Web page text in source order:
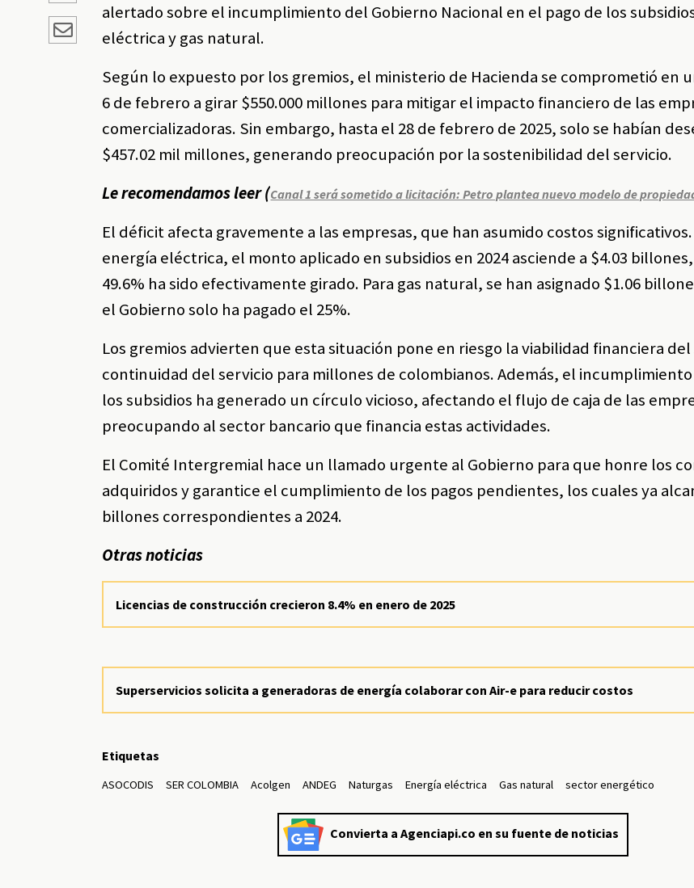
alertado sobre el incumplimiento del Gobierno Nacional en el pago de los
eléctrica y gas natural.
Según lo expuesto por los gremios, el ministerio de Hacienda se comprometió en
6 de febrero a girar $550.000 millones para mitigar el impacto financiero de las
comercializadoras. Sin embargo, hasta el 28 de febrero de 2025, solo se habían
$457.02 mil millones, generando preocupación por la sostenibilidad del servicio.
Le recomendamos leer (Canal 1 será sometido a licitación: Petro plantea nuevo modelo de
El déficit afecta gravemente a las empresas, que han asumido costos significativos.
energía eléctrica, el monto aplicado en subsidios en 2024 asciende a $4.03
49.6% ha sido efectivamente girado. Para gas natural, se han asignado $1.06
el Gobierno solo ha pagado el 25%.
Los gremios advierten que esta situación pone en riesgo la viabilidad financiera
continuidad del servicio para millones de colombianos. Además, el
los subsidios ha generado un círculo vicioso, afectando el flujo de caja de las
preocupando al sector bancario que financia estas actividades.
El Comité Intergremial hace un llamado urgente al Gobierno para que honre los
adquiridos y garantice el cumplimiento de los pagos pendientes, los cuales ya
billones correspondientes a 2024.
Otras noticias
Licencias de construcción crecieron 8.4% en enero de 2025
Superservicios solicita a generadoras de energía colaborar con Air-e para reducir costos
Etiquetas
ASOCODIS SER COLOMBIA Acolgen ANDEG Naturgas Energía eléctrica Gas natural sector energético
Convierta a Agenciapi.co en su fuente de noticias